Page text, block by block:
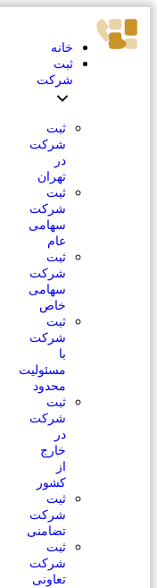
خانه
ثبت
شرکت
ثبت
شرکت
در
تهران
ثبت
شرکت
سهامی
عام
ثبت
شرکت
سهامی
خاص
ثبت
شرکت
با
مسئولیت
محدود
ثبت
شرکت
در
خارج
از
کشور
ثبت
شرکت
تضامنی
ثبت
شرکت
تعاونی